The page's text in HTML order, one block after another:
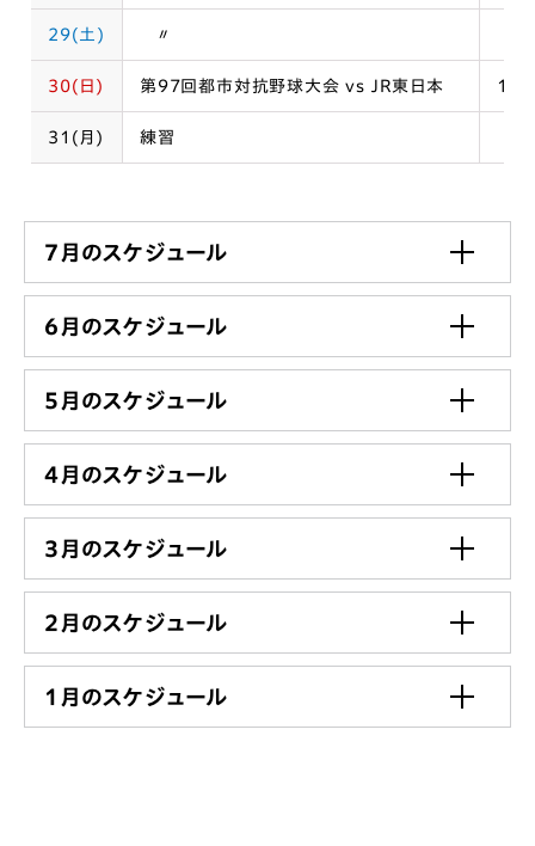
29(土) 〃
30(日) 第97回都市対抗野球大会 vs JR東日本
31(月) 練習
7月のスケジュール
6月のスケジュール
5月のスケジュール
4月のスケジュール
3月のスケジュール
2月のスケジュール
1月のスケジュール